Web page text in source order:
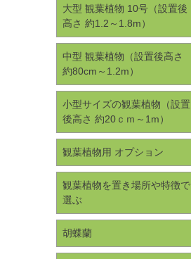
大型 観葉植物 10号（設置後
高さ 約1.2～1.8m）
中型 観葉植物（設置後高さ
約80cm～1.2m）
小型サイズの観葉植物（設置
後高さ 約20ｃｍ～1m）
観葉植物用 オプション
観葉植物を置き場所や特徴で
選ぶ
胡蝶蘭